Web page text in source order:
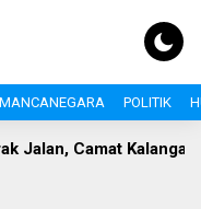
MANCANEGARA POLITIK
Jalan, Camat